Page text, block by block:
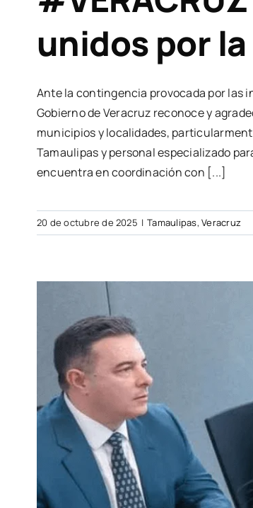
unidos por
Ante la contingencia provocada por las
Gobierno de Veracruz reconoce y
municipios y localidades,
Tamaulipas y personal especializado
encuentra en coordinación con [...]
20 de octubre de 2025 | Tamaulipas,Veracruz